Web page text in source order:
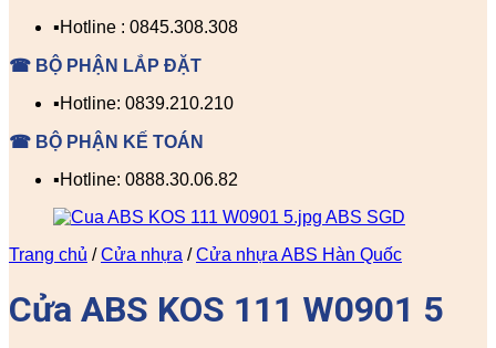
▪️Hotline : 0845.308.308
☎ BỘ PHẬN LẮP ĐẶT
▪️Hotline: 0839.210.210
☎ BỘ PHẬN KẾ TOÁN
▪️Hotline: 0888.30.06.82
Trang chủ / Cửa nhựa / Cửa nhựa ABS Hàn Quốc
Cửa ABS KOS 111 W0901 5